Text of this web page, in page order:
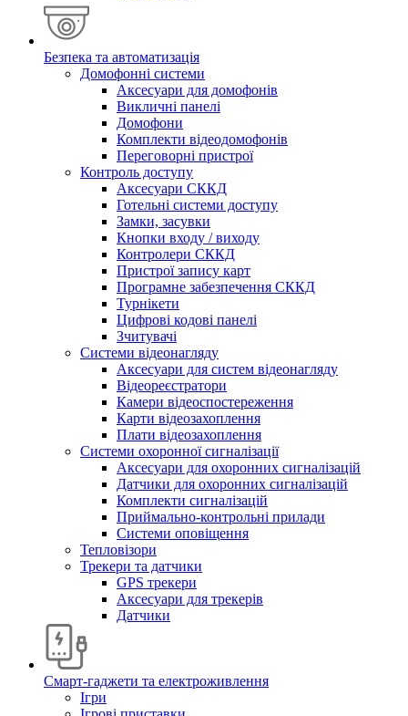
Безпека та автоматизація
Домофонні системи
Аксесуари для домофонів
Викличні панелі
Домофони
Комплекти відеодомофонів
Переговорні пристрої
Контроль доступу
Аксесуари СККД
Готельні системи доступу
Замки, засувки
Кнопки входу / виходу
Контролери СККД
Пристрої запису карт
Програмне забезпечення СККД
Турнікети
Цифрові кодові панелі
Зчитувачі
Системи відеонагляду
Аксесуари для систем відеонагляду
Відеореєстратори
Камери відеоспостереження
Карти відеозахоплення
Плати відеозахоплення
Системи охоронної сигналізації
Аксесуари для охоронних сигналізацій
Датчики для охоронних сигналізацій
Комплекти сигналізацій
Приймально-контрольні прилади
Системи оповіщення
Тепловізори
Трекери та датчики
GPS трекери
Аксесуари для трекерів
Датчики
Смарт-гаджети та електроживлення
Ігри